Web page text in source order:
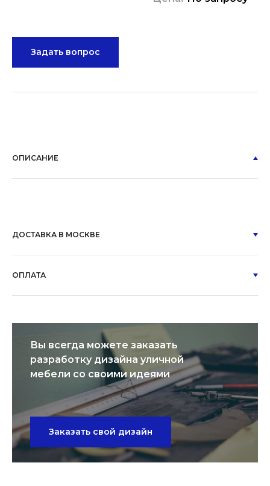
Задать вопрос
ОПИСАНИЕ
ДОСТАВКА В МОСКВЕ
ОПЛАТА
Вы всегда можете заказать
разработку дизайна уличной
мебели со своими идеями
Заказать свой дизайн